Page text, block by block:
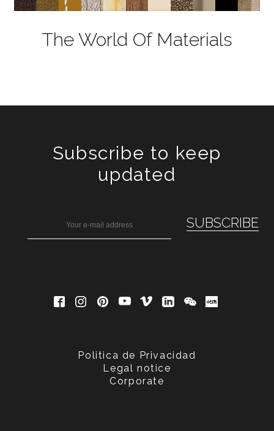
The World Of Materials
Subscribe to keep
updated
Politica de Privacidad
Legal notice
Corporate